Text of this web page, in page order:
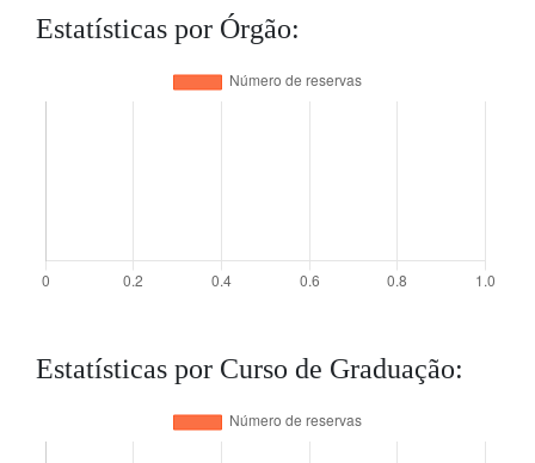
Estatísticas por Órgão:
Estatísticas por Curso de Graduação: